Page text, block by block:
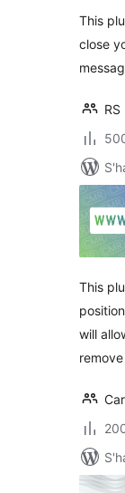
This
close
RS
This
will